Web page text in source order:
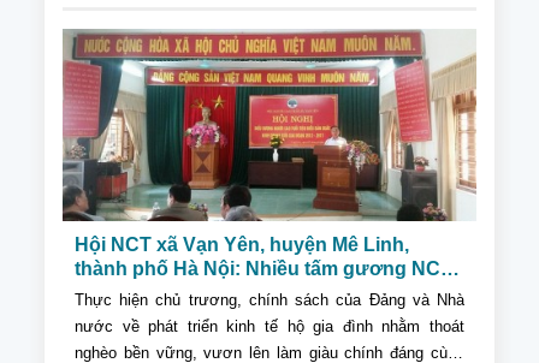
Hội NCT xã Vạn Yên, huyện Mê Linh,
thành phố Hà Nội: Nhiều tấm gương NCT
tiêu biểu làm kinh tế giỏi giai đoạn 2012 -
2017
Thực hiện chủ trương, chính sách của Đảng và Nhà
nước về phát triển kinh tế hộ gia đình nhằm thoát
nghèo bền vững, vươn lên làm giàu chính đáng cùng